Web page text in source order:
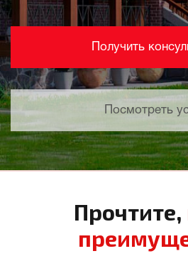
Получить
Посмотреть
Прочтите,